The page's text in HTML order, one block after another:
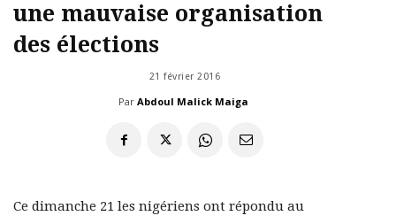
une mauvaise organisation
des élections
21 février 2016
Par Abdoul Malick Maiga
Ce dimanche 21 les nigériens ont répondu au